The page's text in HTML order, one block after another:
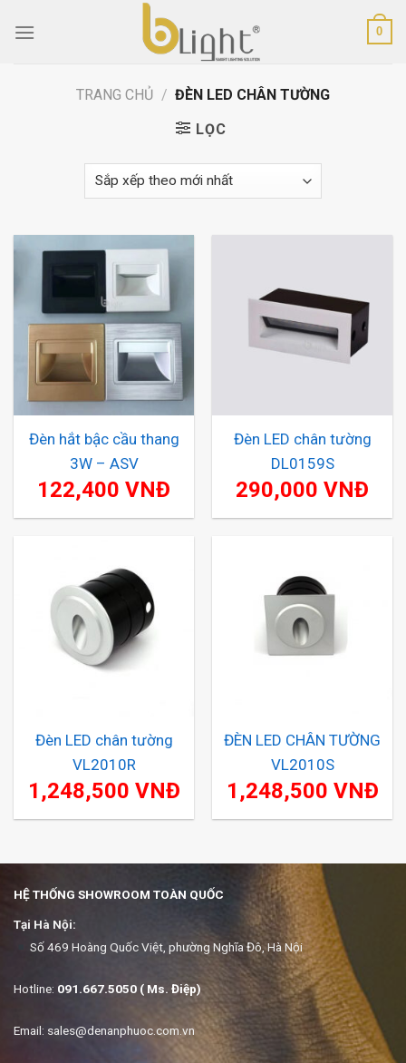
0
TRANG CHỦ / ĐÈN LED CHÂN TƯỜNG
LỌC
Đèn hắt bậc cầu thang
3W – ASV
122,400 VNĐ
Đèn LED chân tường
DL0159S
290,000 VNĐ
Đèn LED chân tường
VL2010R
1,248,500 VNĐ
ĐÈN LED CHÂN TƯỜNG
VL2010S
1,248,500 VNĐ
HỆ THỐNG SHOWROOM TOÀN QUỐC
Tại Hà Nội:
Số 469 Hoàng Quốc Việt, phường Nghĩa Đô, Hà Nội
Hotline: 091.667.5050 ( Ms. Điệp)
Email: sales@denanphuoc.com.vn